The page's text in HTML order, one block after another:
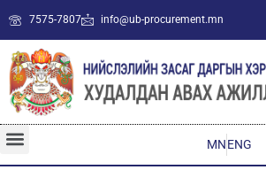
7575-7807 info@ub-procurement.mn
MNENG